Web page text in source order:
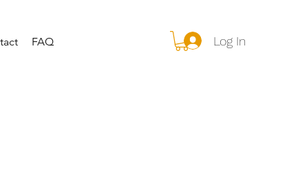
FAQ Log In